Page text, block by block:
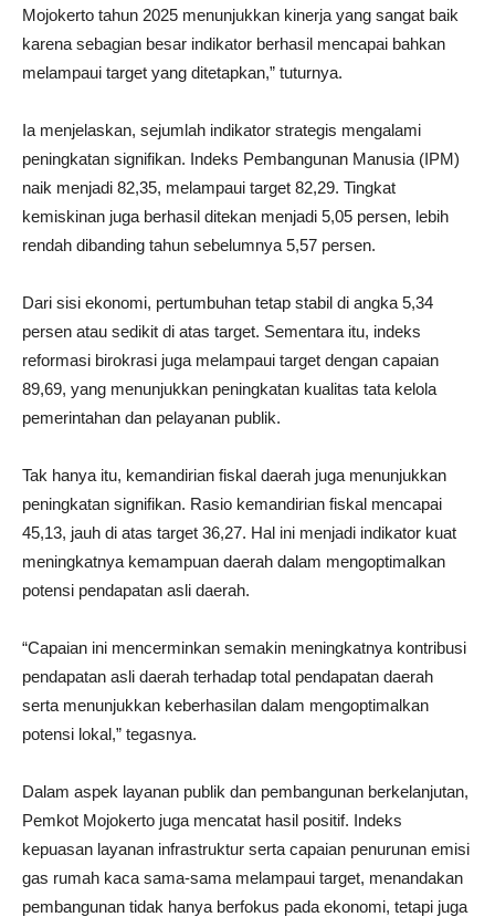
Mojokerto tahun 2025 menunjukkan kinerja yang sangat baik
karena sebagian besar indikator berhasil mencapai bahkan
melampaui target yang ditetapkan,” tuturnya.
Ia menjelaskan, sejumlah indikator strategis mengalami
peningkatan signifikan. Indeks Pembangunan Manusia (IPM)
naik menjadi 82,35, melampaui target 82,29. Tingkat
kemiskinan juga berhasil ditekan menjadi 5,05 persen, lebih
rendah dibanding tahun sebelumnya 5,57 persen.
Dari sisi ekonomi, pertumbuhan tetap stabil di angka 5,34
persen atau sedikit di atas target. Sementara itu, indeks
reformasi birokrasi juga melampaui target dengan capaian
89,69, yang menunjukkan peningkatan kualitas tata kelola
pemerintahan dan pelayanan publik.
Tak hanya itu, kemandirian fiskal daerah juga menunjukkan
peningkatan signifikan. Rasio kemandirian fiskal mencapai
45,13, jauh di atas target 36,27. Hal ini menjadi indikator kuat
meningkatnya kemampuan daerah dalam mengoptimalkan
potensi pendapatan asli daerah.
“Capaian ini mencerminkan semakin meningkatnya kontribusi
pendapatan asli daerah terhadap total pendapatan daerah
serta menunjukkan keberhasilan dalam mengoptimalkan
potensi lokal,” tegasnya.
Dalam aspek layanan publik dan pembangunan berkelanjutan,
Pemkot Mojokerto juga mencatat hasil positif. Indeks
kepuasan layanan infrastruktur serta capaian penurunan emisi
gas rumah kaca sama-sama melampaui target, menandakan
pembangunan tidak hanya berfokus pada ekonomi, tetapi juga